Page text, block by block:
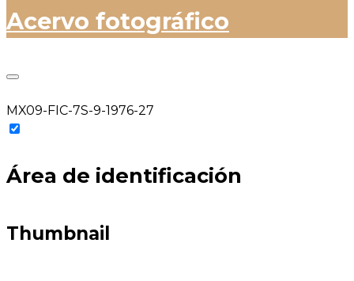
Acervo fotográfico
MX09-FIC-7S-9-1976-27
Área de identificación
Thumbnail